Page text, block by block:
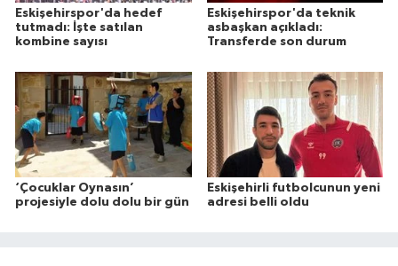
Eskişehirspor'da hedef
tutmadı: İşte satılan
kombine sayısı
Eskişehirspor'da teknik
asbaşkan açıkladı:
Transferde son durum
‘Çocuklar Oynasın’
projesiyle dolu dolu bir gün
Eskişehirli futbolcunun yeni
adresi belli oldu